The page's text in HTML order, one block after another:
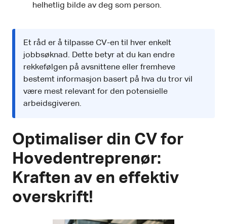
helhetlig bilde av deg som person.
Et råd er å tilpasse CV-en til hver enkelt
jobbsøknad. Dette betyr at du kan endre
rekkefølgen på avsnittene eller fremheve
bestemt informasjon basert på hva du tror vil
være mest relevant for den potensielle
arbeidsgiveren.
Optimaliser din CV for
Hovedentreprenør:
Kraften av en effektiv
overskrift!